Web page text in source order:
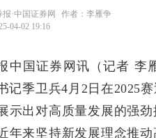
报·中国证券网
作者：李雁争
04-02 19:16
中国证券网讯（记者 李
记季卫兵4月2日在2025
示出对高质量发展的强
年来坚持新发展理念推